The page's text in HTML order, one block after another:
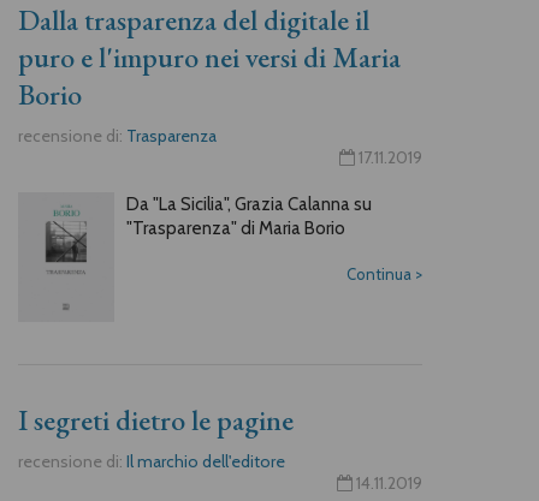
Dalla trasparenza del digitale il
puro e l'impuro nei versi di Maria
Borio
recensione di: Trasparenza
17.11.2019
Da "La Sicilia", Grazia Calanna su
"Trasparenza" di Maria Borio
Continua >
I segreti dietro le pagine
recensione di: Il marchio dell'editore
14.11.2019